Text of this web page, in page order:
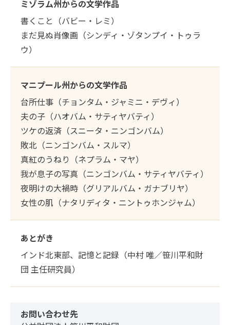
ミゾラム州からの文学作品
書くこと（バビー・レミ）
まだ見ぬ肖像画（シンディ・ゾタンプイ・トゥラ
ウ）
マニプール州からの文学作品
台所仕事（チョンタム・ジャミニ・デヴィ）
夫の子（ハオバム・サティヤバティ）
ツケの返済（スニータ・ニンゴンバム）
敗北（ニンゴンバム・スルマ）
真紅のうねり（ネプラム・マヤ）
我が息子の写真（ニンゴンバム・サティヤバティ）
夜明けの大禍時（グリアルバム・ガナブリヤ）
女性の肌（ナタリディタ・ニントゥホンジャム）
あとがき
インド北東部、記憶と記録（中村 唯／笹川平和財
団 主任研究員）
お問い合わせ先